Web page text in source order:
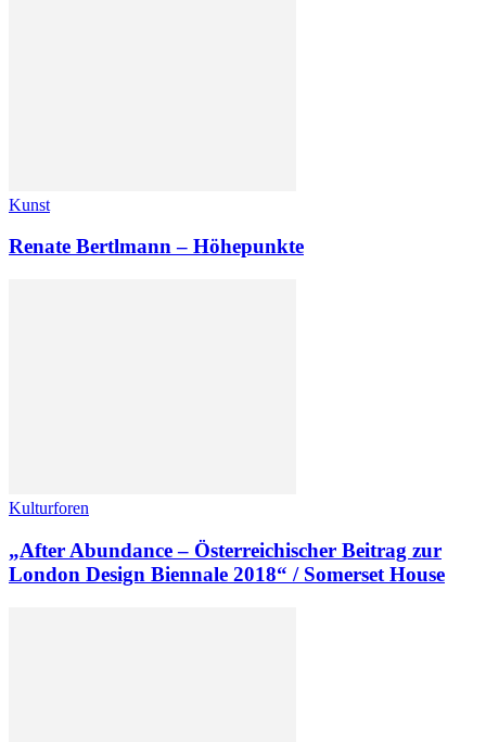
Kunst
Renate Bertlmann – Höhepunkte
Kulturforen
„After Abundance – Österreichischer Beitrag zur
London Design Biennale 2018“ / Somerset House